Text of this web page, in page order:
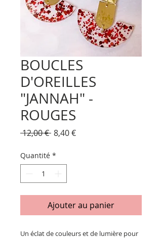
BOUCLES
D'OREILLES
"JANNAH" -
ROUGES
12,00 € Prix
8,40 €Prix
Quantité *
Ajouter au panier
Un éclat de couleurs et de lumière pour